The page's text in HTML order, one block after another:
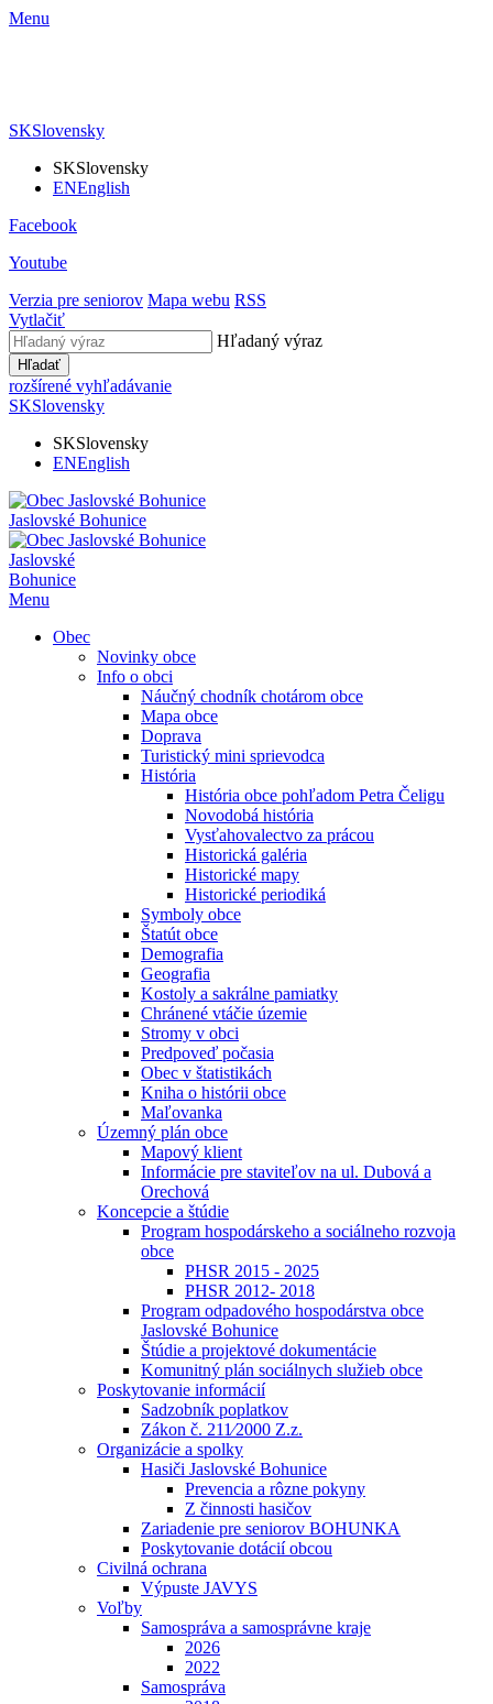
Menu
SKSlovensky
SKSlovensky
ENEnglish
Facebook
Youtube
Verzia pre seniorov Mapa webu RSS
Vytlačiť
Hľadaný výraz
Hľadať
rozšírené vyhľadávanie
SKSlovensky
SKSlovensky
ENEnglish
Jaslovské Bohunice
Jaslovské
Bohunice
Menu
Obec
Novinky obce
Info o obci
Náučný chodník chotárom obce
Mapa obce
Doprava
Turistický mini sprievodca
História
História obce pohľadom Petra Čeligu
Novodobá história
Vysťahovalectvo za prácou
Historická galéria
Historické mapy
Historické periodiká
Symboly obce
Štatút obce
Demografia
Geografia
Kostoly a sakrálne pamiatky
Chránené vtáčie územie
Stromy v obci
Predpoveď počasia
Obec v štatistikách
Kniha o histórii obce
Maľovanka
Územný plán obce
Mapový klient
Informácie pre staviteľov na ul. Dubová a
Orechová
Koncepcie a štúdie
Program hospodárskeho a sociálneho rozvoja
obce
PHSR 2015 - 2025
PHSR 2012- 2018
Program odpadového hospodárstva obce
Jaslovské Bohunice
Štúdie a projektové dokumentácie
Komunitný plán sociálnych služieb obce
Poskytovanie informácií
Sadzobník poplatkov
Zákon č. 211⁄2000 Z.z.
Organizácie a spolky
Hasiči Jaslovské Bohunice
Prevencia a rôzne pokyny
Z činnosti hasičov
Zariadenie pre seniorov BOHUNKA
Poskytovanie dotácií obcou
Civilná ochrana
Výpuste JAVYS
Voľby
Samospráva a samosprávne kraje
2026
2022
Samospráva